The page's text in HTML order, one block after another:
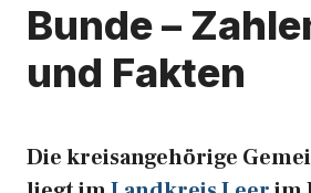
Bunde –
und Fakten
Die kreisangehörige